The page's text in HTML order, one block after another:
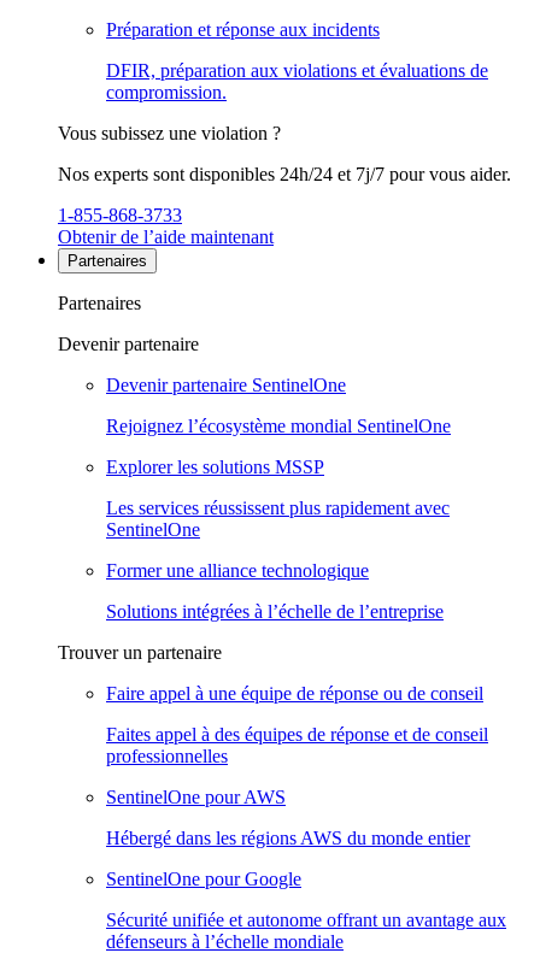
Préparation et réponse aux incidents
DFIR, préparation aux violations et évaluations de
compromission.
Vous subissez une violation ?
Nos experts sont disponibles 24h/24 et 7j/7 pour vous aider.
1-855-868-3733
Obtenir de l’aide maintenant
Partenaires
Partenaires
Devenir partenaire
Devenir partenaire SentinelOne
Rejoignez l’écosystème mondial SentinelOne
Explorer les solutions MSSP
Les services réussissent plus rapidement avec
SentinelOne
Former une alliance technologique
Solutions intégrées à l’échelle de l’entreprise
Trouver un partenaire
Faire appel à une équipe de réponse ou de conseil
Faites appel à des équipes de réponse et de conseil
professionnelles
SentinelOne pour AWS
Hébergé dans les régions AWS du monde entier
SentinelOne pour Google
Sécurité unifiée et autonome offrant un avantage aux
défenseurs à l’échelle mondiale